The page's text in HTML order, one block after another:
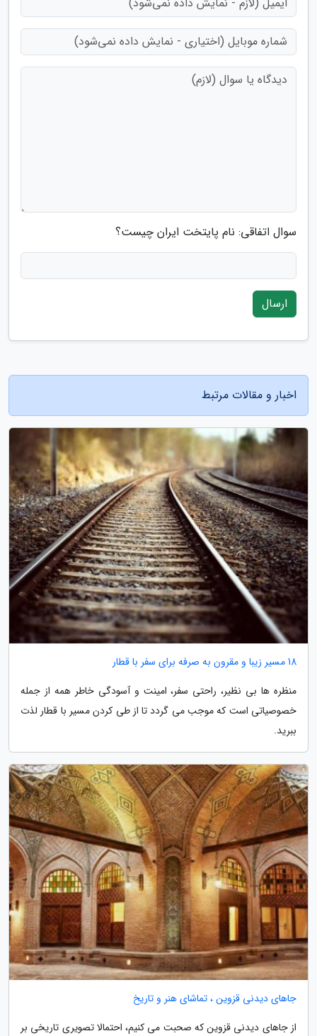
سوال اتفاقی: نام پایتخت ایران چیست؟
ارسال
اخبار و مقالات مرتبط
18 مسیر زیبا و مقرون به صرفه برای سفر با قطار
منظره ها بی نظیر، راحتی سفر، امینت و آسودگی خاطر همه از جمله
خصوصیاتی است که موجب می گردد تا از طی کردن مسیر با قطار لذت
ببرید.
جاهای دیدنی قزوین ، تماشای هنر و تاریخ
از جاهای دیدنی قزوین که صحبت می کنیم، احتمالا تصویری تاریخی بر